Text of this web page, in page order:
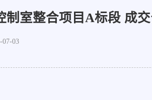
制室整合项目A标段 成
07-03